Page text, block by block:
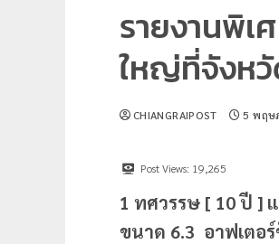
รายงานพิเ
ใหญ่ที่จังหวั
CHIANGRAIPOST 5 พฤษ
Post Views: 19,265
1 ทศวรรษ [ 10 ปี ]
ขนาด 6.3 อาฟเตอ